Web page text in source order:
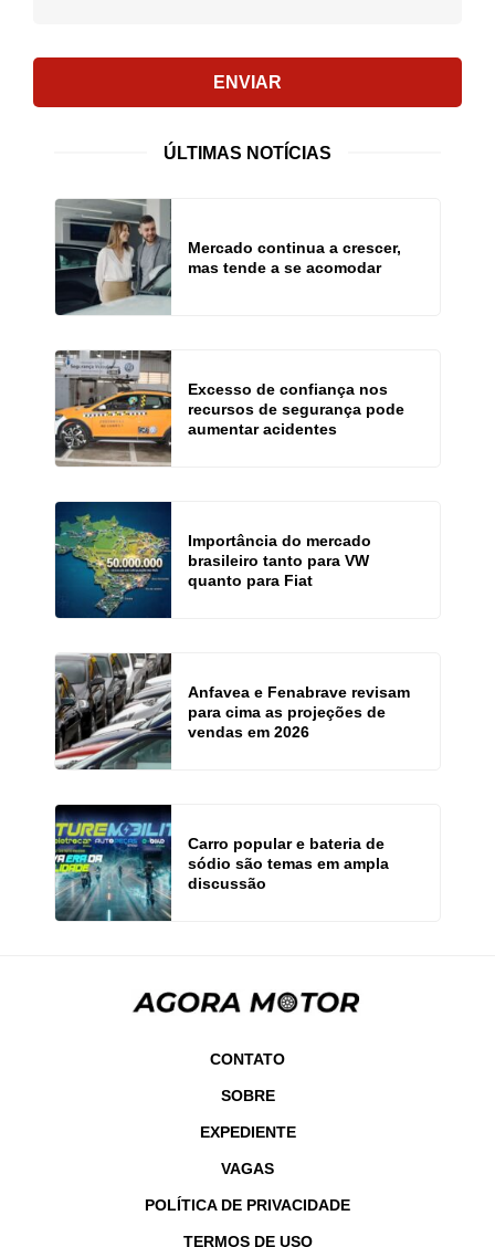
ENVIAR
ÚLTIMAS NOTÍCIAS
Mercado continua a crescer,
mas tende a se acomodar
Excesso de confiança nos
recursos de segurança pode
aumentar acidentes
Importância do mercado
brasileiro tanto para VW
quanto para Fiat
Anfavea e Fenabrave revisam
para cima as projeções de
vendas em 2026
Carro popular e bateria de
sódio são temas em ampla
discussão
CONTATO
SOBRE
EXPEDIENTE
VAGAS
POLÍTICA DE PRIVACIDADE
TERMOS DE USO